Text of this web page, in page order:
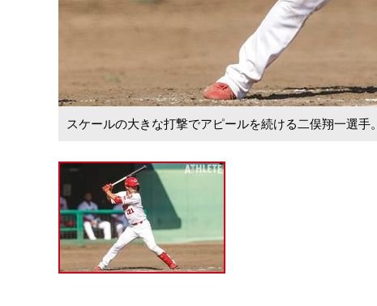
スケールの大きな打撃でアピールを続ける二俣翔一選手。